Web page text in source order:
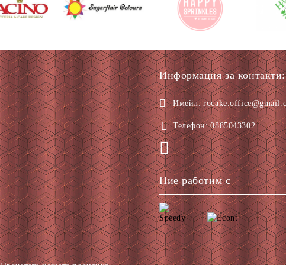
Информация за контакти:
Имейл:
Телефон: 0885043302
Ние работим с